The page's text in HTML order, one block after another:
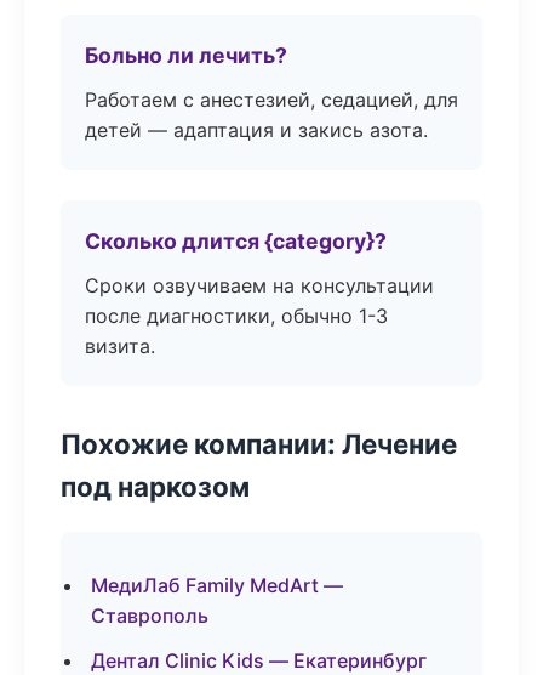
Больно ли лечить?
Работаем с анестезией, седацией, для
детей — адаптация и закись азота.
Сколько длится {category}?
Сроки озвучиваем на консультации
после диагностики, обычно 1-3
визита.
Похожие компании: Лечение
под наркозом
МедиЛаб Family MedArt —
Ставрополь
Дентал Clinic Kids — Екатеринбург